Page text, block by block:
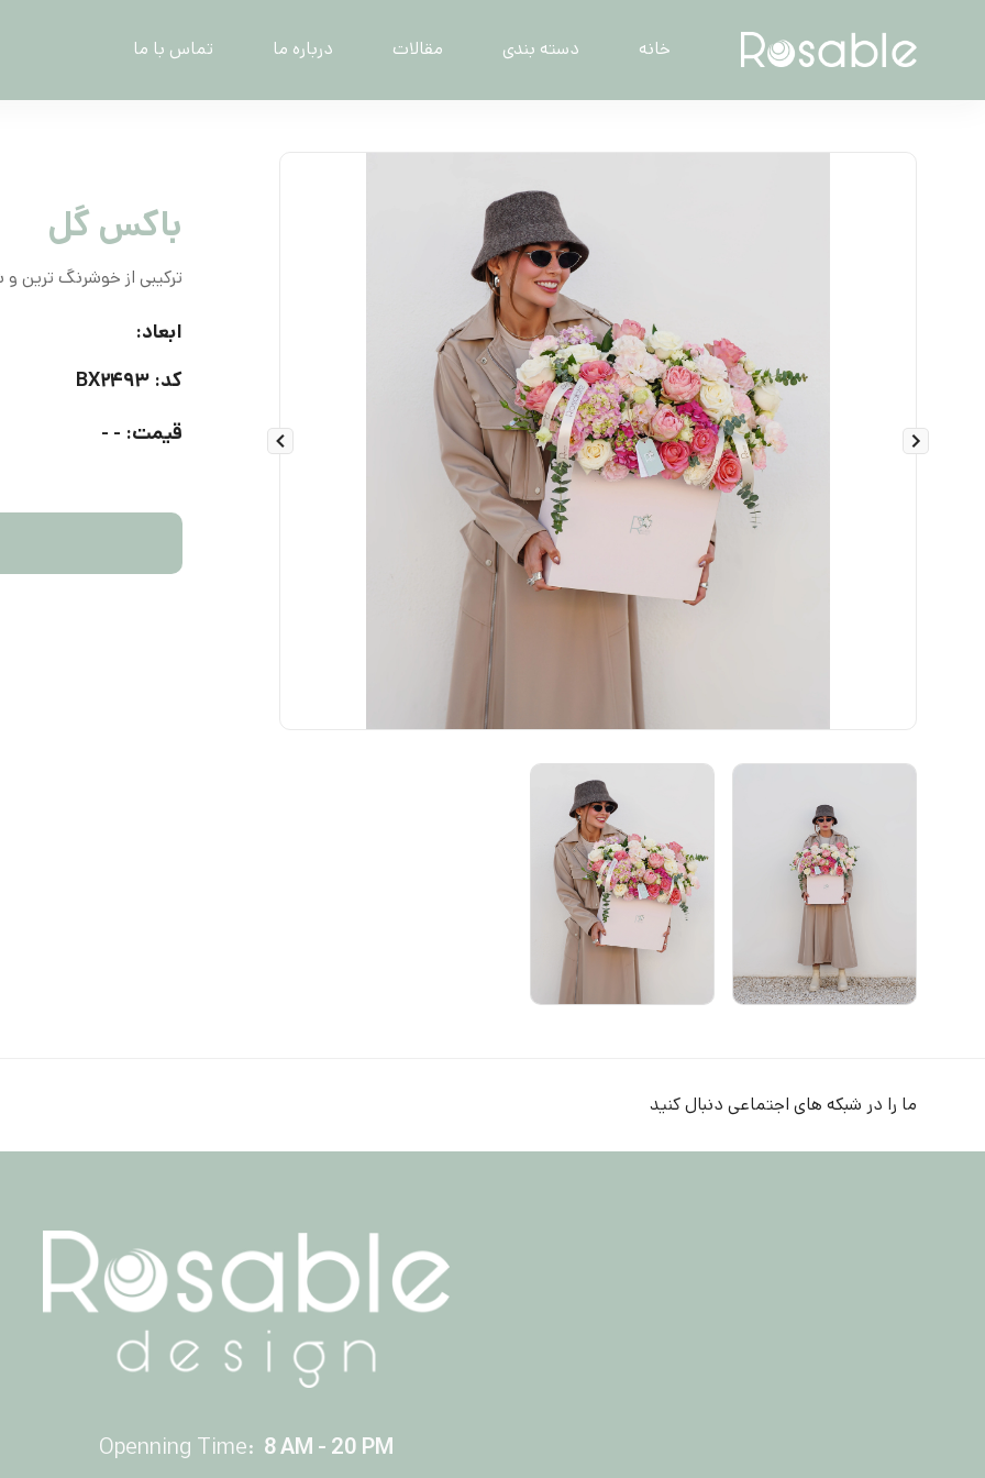
خانه دسته بندی مقالات درباره ما تماس با ما
باکس گل
ترکیبی از خوشرنگ
ابعاد:
کد: BX۲۴۹۳
قیمت: - -
ما را در شبکه های اجتماعی دنبال کنید
Openning Time: 8 AM - 20 PM